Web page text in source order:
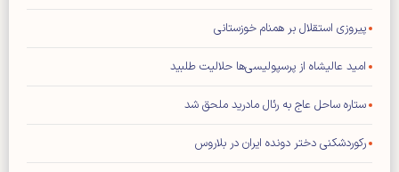
پیروزی استقلال بر همنام خوزستانی
امید عالیشاه از پرسپولیسی‌ها حلالیت طلبید
ستاره ساحل عاج به رئال مادرید ملحق شد
رکوردشکنی دختر دونده ایران در بلاروس